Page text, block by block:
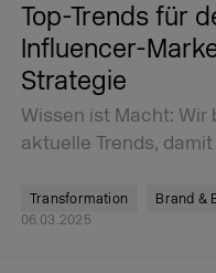
Top-Trends für
Influencer-
Strategie
Wissen ist Macht: Wir
aktuelle Trends,
Transformation
Brand &
06.03.2025